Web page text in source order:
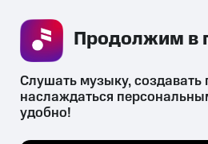
СКАЧАТЬ
Слушать музыку, создавать
наслаждаться
удобно!